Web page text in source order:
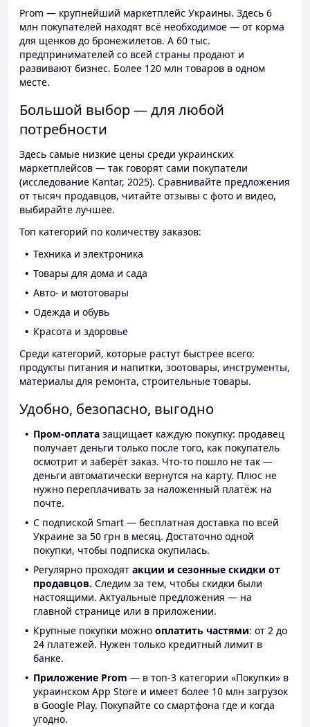
Prom — крупнейший маркетплейс Украины. Здесь 6
млн покупателей находят всё необходимое — от корма
для щенков до бронежилетов. А 60 тыс.
предпринимателей со всей страны продают и
развивают бизнес. Более 120 млн товаров в одном
месте.
Большой выбор — для любой
потребности
Здесь самые низкие цены среди украинских
маркетплейсов — так говорят сами покупатели
(исследование Kantar, 2025). Сравнивайте предложения
от тысяч продавцов, читайте отзывы с фото и видео,
выбирайте лучшее.
Топ категорий по количеству заказов:
Техника и электроника
Товары для дома и сада
Авто- и мототовары
Одежда и обувь
Красота и здоровье
Среди категорий, которые растут быстрее всего:
продукты питания и напитки, зоотовары, инструменты,
материалы для ремонта, строительные товары.
Удобно, безопасно, выгодно
Пром-оплата защищает каждую покупку: продавец
получает деньги только после того, как покупатель
осмотрит и заберёт заказ. Что-то пошло не так —
деньги автоматически вернутся на карту. Плюс не
нужно переплачивать за наложенный платёж на
почте.
С подпиской Smart — бесплатная доставка по всей
Украине за 50 грн в месяц. Достаточно одной
покупки, чтобы подписка окупилась.
Регулярно проходят акции и сезонные скидки от
продавцов. Следим за тем, чтобы скидки были
настоящими. Актуальные предложения — на
главной странице или в приложении.
Крупные покупки можно оплатить частями: от 2 до
24 платежей. Нужен только кредитный лимит в
банке.
Приложение Prom — в топ-3 категории «Покупки» в
украинском App Store и имеет более 10 млн загрузок
в Google Play. Покупайте со смартфона где и когда
угодно.